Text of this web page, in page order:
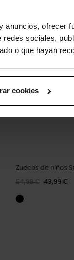
ofrecer
sociales,
o que hayan
cookies
Zuecos de niños
54,99 € 43,99 €